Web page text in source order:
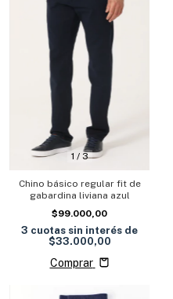
1 / 3
Chino básico regular fit de
gabardina liviana azul
$99.000,00
3 cuotas sin interés de
$33.000,00
Comprar